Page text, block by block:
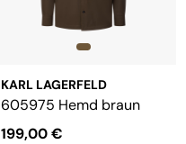
KARL LAGERFELD
605975 Hemd braun
199,00 €